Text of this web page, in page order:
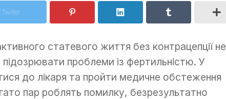
Twitter
статевого життя без контрацепції не
підозрювати проблеми із фертильністю. У
до лікаря та пройти медичне обстеження
пар роблять помилку, безрезультатно